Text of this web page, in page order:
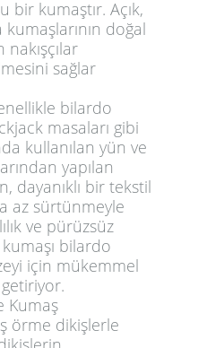
bir kumaştır. Açık,
doğal
nakışçılar
sağlar
bilardo
masaları gibi
kullanılan yün ve
yapılan
dayanıklı bir tekstil
az sürtünmeyle
ve pürüzsüz
bilardo
için mükemmel
Kumaş
örme dikişlerle